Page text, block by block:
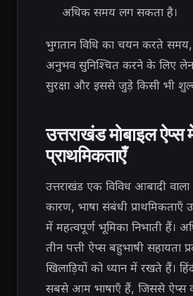
अधिक समय लग सकता है।
भुगतान विधि का चयन करते
अनुभव सुनिश्चित करने के लिए
सुरक्षा और इससे जुड़े किसी भी
उत्तराखंड मोबाइल ऐप्स
प्राथमिकताएँ
उत्तराखंड एक विविध आबादी वाला
कारण, भाषा संबंधी प्राथमिकताएँ
में महत्वपूर्ण भूमिका निभाती हैं।
तीन पत्ती ऐप्स बहुभाषी सहायता
खिलाड़ियों को ध्यान में रखते हैं।
सबसे आम भाषाएँ हैं, जिससे ऐप्स